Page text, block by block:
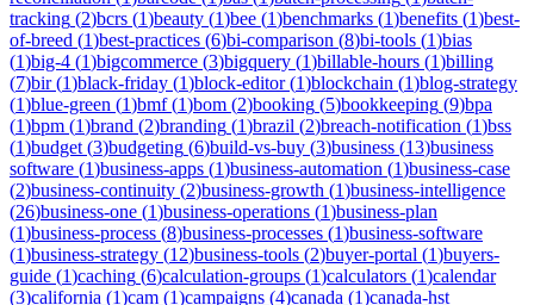
tracking (2)bcrs (1)beauty (1)bee (1)benchmarks (1)benefits (1)best-
of-breed (1)best-practices (6)bi-comparison (8)bi-tools (1)bias
(1)big-4 (1)bigcommerce (3)bigquery (1)billable-hours (1)billing
(7)bir(1)black-friday (1)block-editor(1)blockchain (1)blog-strategy
(1)blue-green (1)bmf(1)bom (2)booking (5)bookkeeping (9)bpa
(1)bpm (1)brand (2)branding (1)brazil (2)breach-notification (1)bss
(1)budget (3)budgeting (6)build-vs-buy (3)business (13)business
software (1)business-apps (1)business-automation (1)business-case
(2)business-continuity (2)business-growth (1)business-intelligence
(26)business-one (1)business-operations (1)business-plan
(1)business-process (8)business-processes (1)business-software
(1)business-strategy (12)business-tools (2)buyer-portal (1)buyers-
guide (1)caching (6)calculation-groups (1)calculators (1)calendar
(3)california (1)cam (1)campaigns (4)canada (1)canada-hst